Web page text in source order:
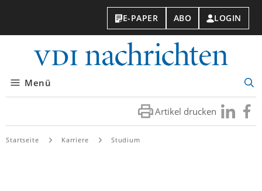
E-PAPER ABO LOGIN
Menü
Artikel drucken Besuchen
Sie
Sie
Startseite Karriere Studium